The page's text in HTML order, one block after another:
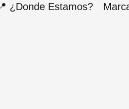
¿Donde Estamos?